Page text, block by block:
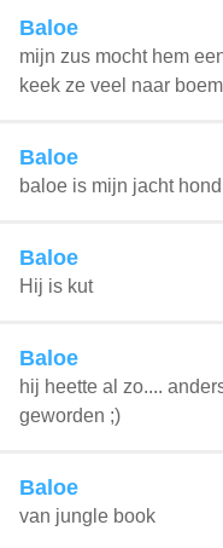
Baloe
mijn zus mocht hem
keek ze veel naar
Baloe
baloe is mijn jacht
Baloe
Hij is kut
Baloe
hij heette al zo....
geworden ;)
Baloe
van jungle book